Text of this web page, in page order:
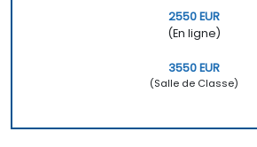
2550 EUR
(En ligne)
3550 EUR
(Salle de Classe)